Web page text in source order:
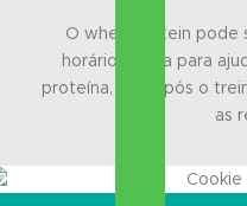
O whey protein pode
horário do dia para
proteína, seja após o
as